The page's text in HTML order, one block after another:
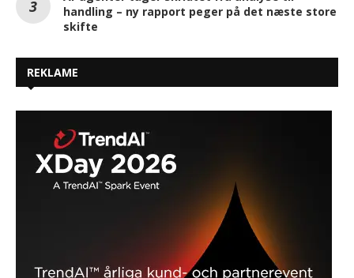
handling – ny rapport peger på det næste store
skifte
REKLAME